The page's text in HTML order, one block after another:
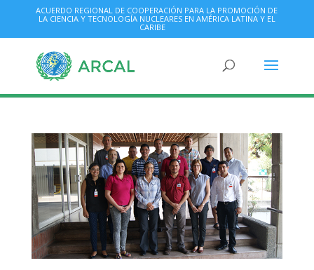
ACUERDO REGIONAL DE COOPERACIÓN PARA LA PROMOCIÓN DE
LA CIENCIA Y TECNOLOGÍA NUCLEARES EN AMÉRICA LATINA Y EL
CARIBE